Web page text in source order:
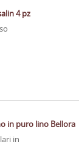
4 pz
in puro lino Bellora
in